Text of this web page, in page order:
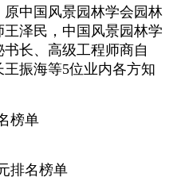
中国风景园林学会园林
泽民，中国风景园林学
长、高级工程师商自
振海等5位业内各方知
榜单
排名榜单